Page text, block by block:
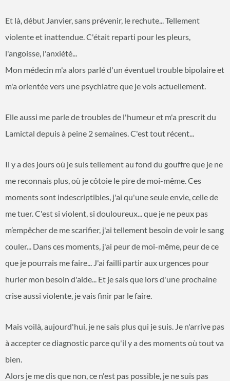
Et là, début Janvier, sans prévenir, le rechute... Tellement
violente et inattendue. C'était reparti pour les pleurs,
l'angoisse, l'anxiété...
Mon médecin m'a alors parlé d'un éventuel trouble bipolaire et
m'a orientée vers une psychiatre que je vois actuellement.
Elle aussi me parle de troubles de l'humeur et m'a prescrit du
Lamictal depuis à peine 2 semaines. C'est tout récent...
Il y a des jours où je suis tellement au fond du gouffre que je ne
me reconnais plus, où je côtoie le pire de moi-même. Ces
moments sont indescriptibles, j'ai qu'une seule envie, celle de
me tuer. C'est si violent, si douloureux... que je ne peux pas
m’empêcher de me scarifier, j'ai tellement besoin de voir le sang
couler... Dans ces moments, j'ai peur de moi-même, peur de ce
que je pourrais me faire... J'ai failli partir aux urgences pour
hurler mon besoin d'aide... Et je sais que lors d'une prochaine
crise aussi violente, je vais finir par le faire.
Mais voilà, aujourd'hui, je ne sais plus qui je suis. Je n'arrive pas
à accepter ce diagnostic parce qu'il y a des moments où tout va
bien.
Alors je me dis que non, ce n'est pas possible, je ne suis pas